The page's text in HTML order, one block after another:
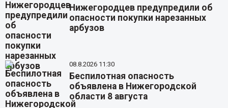
Нижегородцев предупредили об
опасности покупки нарезанных
арбузов
08.8.2026 11:30
Беспилотная опасность
объявлена в Нижегородской
области 8 августа